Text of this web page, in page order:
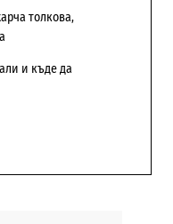
толкова,
и къде да